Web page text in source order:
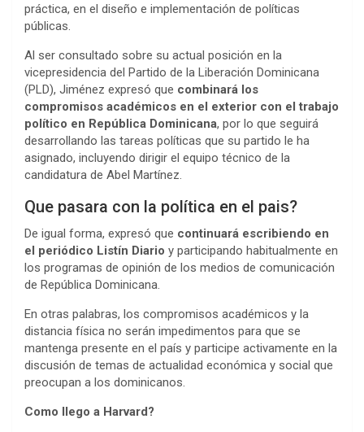
práctica, en el diseño e implementación de políticas
públicas.
Al ser consultado sobre su actual posición en la
vicepresidencia del Partido de la Liberación Dominicana
(PLD), Jiménez expresó que combinará los
compromisos académicos en el exterior con el trabajo
político en República Dominicana, por lo que seguirá
desarrollando las tareas políticas que su partido le ha
asignado, incluyendo dirigir el equipo técnico de la
candidatura de Abel Martínez.
Que pasara con la política en el pais?
De igual forma, expresó que continuará escribiendo en
el periódico Listín Diario y participando habitualmente en
los programas de opinión de los medios de comunicación
de República Dominicana.
En otras palabras, los compromisos académicos y la
distancia física no serán impedimentos para que se
mantenga presente en el país y participe activamente en la
discusión de temas de actualidad económica y social que
preocupan a los dominicanos.
Como llego a Harvard?